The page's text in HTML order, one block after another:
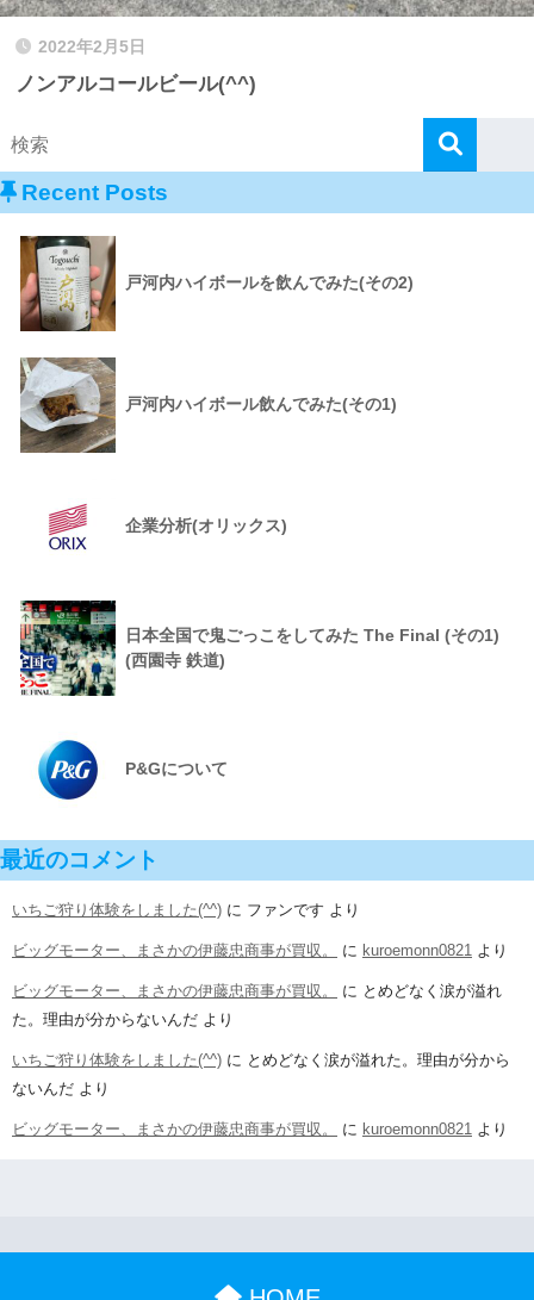
2022年2月5日
ノンアルコールビール(^^)
Recent Posts
戸河内ハイボールを飲んでみた(その2)
戸河内ハイボール飲んでみた(その1)
企業分析(オリックス)
日本全国で鬼ごっこをしてみた The Final (その1)
(西園寺 鉄道)
P&Gについて
最近のコメント
いちご狩り体験をしました(^^) に ファンです より
ビッグモーター、まさかの伊藤忠商事が買収。 に kuroemonn0821 より
ビッグモーター、まさかの伊藤忠商事が買収。 に とめどなく涙が溢れ
た。理由が分からないんだ より
いちご狩り体験をしました(^^) に とめどなく涙が溢れた。理由が分から
ないんだ より
ビッグモーター、まさかの伊藤忠商事が買収。 に kuroemonn0821 より